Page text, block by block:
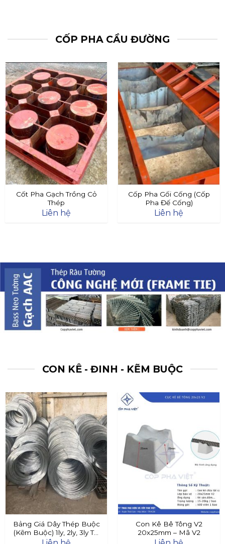
CỐP PHA CẦU ĐƯỜNG
Cốt Pha Gạch Trồng Cỏ
Thép
Liên hệ
Cốp Pha Gối Cống (Cốp
Pha Đế Cống)
Liên hệ
CON KÊ - ĐINH - KẼM BUỘC
Bảng Giá Dây Thép Buộc
(Kẽm Buộc) 1ly, 2ly, 3ly Tại
Đây
Con Kê Bê Tông V2
20x25mm – Mã V2